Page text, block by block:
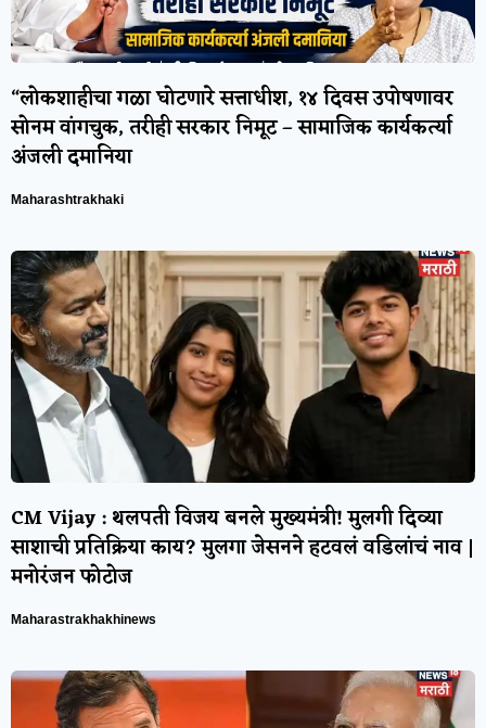
“लोकशाहीचा गळा घोटणारे सत्ताधीश, १४ दिवस उपोषणावर
सोनम वांगचुक, तरीही सरकार निमूट – सामाजिक कार्यकर्त्या
अंजली दमानिया
Maharashtrakhaki
CM Vijay : थलपती विजय बनले मुख्यमंत्री! मुलगी दिव्या
साशाची प्रतिक्रिया काय? मुलगा जेसनने हटवलं वडिलांचं नाव |
मनोरंजन फोटोज
Maharastrakhakhinews